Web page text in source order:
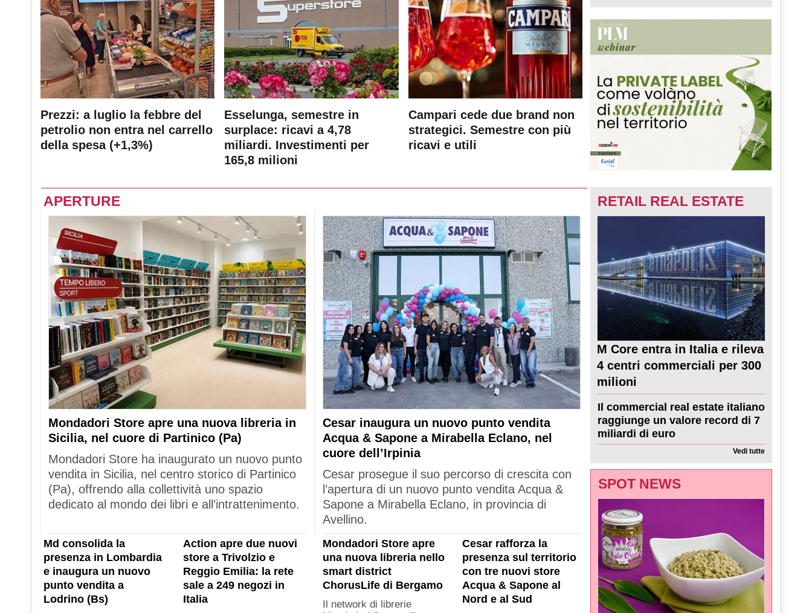
Prezzi: a luglio la febbre del
petrolio non entra nel carrello
della spesa (+1,3%)
Esselunga, semestre in
surplace: ricavi a 4,78
miliardi. Investimenti per
165,8 milioni
Campari cede due brand non
strategici. Semestre con più
ricavi e utili
APERTURE
Mondadori Store apre una nuova libreria in
Sicilia, nel cuore di Partinico (Pa)
Mondadori Store ha inaugurato un nuovo punto
vendita in Sicilia, nel centro storico di Partinico
(Pa), offrendo alla collettività uno spazio
dedicato al mondo dei libri e all’intrattenimento.
Cesar inaugura un nuovo punto vendita
Acqua & Sapone a Mirabella Eclano, nel
cuore dell’Irpinia
Cesar prosegue il suo percorso di crescita con
l’apertura di un nuovo punto vendita Acqua &
Sapone a Mirabella Eclano, in provincia di
Avellino.
Md consolida la
presenza in Lombardia
e inaugura un nuovo
punto vendita a
Lodrino (Bs)
Action apre due nuovi
store a Trivolzio e
Reggio Emilia: la rete
sale a 249 negozi in
Italia
Mondadori Store apre
una nuova libreria nello
smart district
ChorusLife di Bergamo
Il network di librerie
Cesar rafforza la
presenza sul territorio
con tre nuovi store
Acqua & Sapone al
Nord e al Sud
RETAIL REAL ESTATE
M Core entra in Italia e rileva
4 centri commerciali per 300
milioni
Il commercial real estate italiano
raggiunge un valore record di 7
miliardi di euro
Vedi tutte
SPOT NEWS